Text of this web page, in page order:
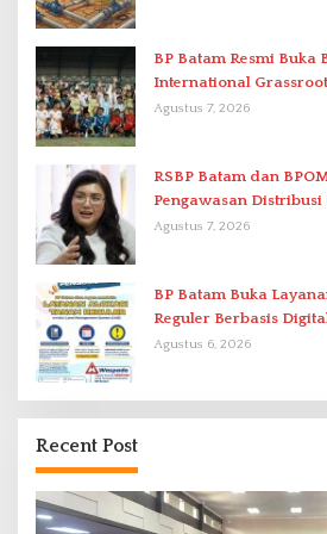
BP Batam Resmi Buka
International
di Stadion
Agustus 7, 2026
RSBP Batam dan
Pengawasan
Kefarmasian
Agustus 7, 2026
BP Batam Buka
Reguler Berbasis
Agustus 6, 2026
Recent Post